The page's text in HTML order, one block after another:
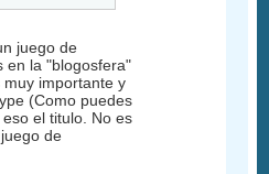
juego de
en la "blogosfera"
importante y
(Como puedes
el titulo. No es
de